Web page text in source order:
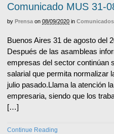
Comunicado MUS 31-
by Prensa on 08/09/2020 in
Buenos Aires 31 de agosto del
Después de las asambleas
empresas del sector continúan
salarial que permita normalizar
julio pasado.Llama la atención
empresaria, siendo que los
[…]
Continue Reading